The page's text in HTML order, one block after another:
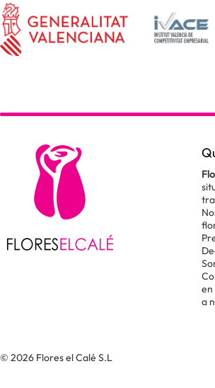
en
a
© 2026 Flores el Calé S.L